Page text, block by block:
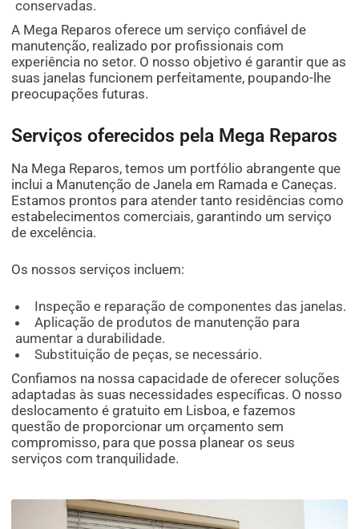
conservadas.
A Mega Reparos oferece um serviço confiável de
manutenção, realizado por profissionais com
experiência no setor. O nosso objetivo é garantir que as
suas janelas funcionem perfeitamente, poupando-lhe
preocupações futuras.
Serviços oferecidos pela Mega Reparos
Na Mega Reparos, temos um portfólio abrangente que
inclui a Manutenção de Janela em Ramada e Caneças.
Estamos prontos para atender tanto residências como
estabelecimentos comerciais, garantindo um serviço
de excelência.
Os nossos serviços incluem:
Inspeção e reparação de componentes das janelas.
Aplicação de produtos de manutenção para
aumentar a durabilidade.
Substituição de peças, se necessário.
Confiamos na nossa capacidade de oferecer soluções
adaptadas às suas necessidades específicas. O nosso
deslocamento é gratuito em Lisboa, e fazemos
questão de proporcionar um orçamento sem
compromisso, para que possa planear os seus
serviços com tranquilidade.